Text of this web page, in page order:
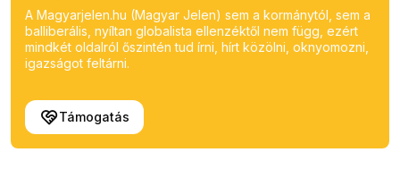
A Magyarjelen.hu (Magyar Jelen) sem a kormánytól, sem a
balliberális, nyíltan globalista ellenzéktől nem függ, ezért
mindkét oldalról őszintén tud írni, hírt közölni, oknyomozni,
igazságot feltárni.
Támogatás